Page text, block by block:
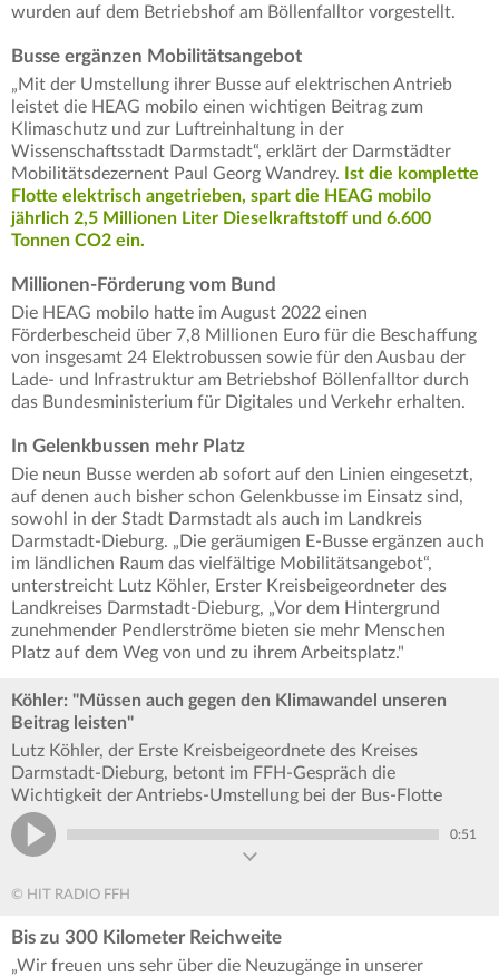
wurden auf dem Betriebshof am Böllenfalltor vorgestellt.
Busse ergänzen Mobilitätsangebot
„Mit der Umstellung ihrer Busse auf elektrischen Antrieb
leistet die HEAG mobilo einen wichtigen Beitrag zum
Klimaschutz und zur Luftreinhaltung in der
Wissenschaftsstadt Darmstadt“, erklärt der Darmstädter
Mobilitätsdezernent Paul Georg Wandrey.
Ist die komplette
Flotte elektrisch angetrieben, spart die HEAG mobilo
jährlich 2,5 Millionen Liter Dieselkraftstoff und 6.600
Tonnen CO2 ein.
Millionen-Förderung vom Bund
Die HEAG mobilo hatte im August 2022 einen
Förderbescheid über 7,8 Millionen Euro für die Beschaffung
von insgesamt 24 Elektrobussen sowie für den Ausbau der
Lade- und Infrastruktur am Betriebshof Böllenfalltor durch
das Bundesministerium für Digitales und Verkehr erhalten.
In Gelenkbussen mehr Platz
Die neun Busse werden ab sofort auf den Linien eingesetzt,
auf denen auch bisher schon Gelenkbusse im Einsatz sind,
sowohl in der Stadt Darmstadt als auch im Landkreis
Darmstadt-Dieburg. „Die geräumigen E-Busse ergänzen auch
im ländlichen Raum das vielfältige Mobilitätsangebot“,
unterstreicht Lutz Köhler, Erster Kreisbeigeordneter des
Landkreises Darmstadt-Dieburg, „Vor dem Hintergrund
zunehmender Pendlerströme bieten sie mehr Menschen
Platz auf dem Weg von und zu ihrem Arbeitsplatz."
Köhler: "Müssen auch gegen den Klimawandel unseren
Beitrag leisten"
Lutz Köhler, der Erste Kreisbeigeordnete des Kreises
Darmstadt-Dieburg, betont im FFH-Gespräch die
Wichtigkeit der Antriebs-Umstellung bei der Bus-Flotte
0:51
© HIT RADIO FFH
Bis zu 300 Kilometer Reichweite
„Wir freuen uns sehr über die Neuzugänge in unserer